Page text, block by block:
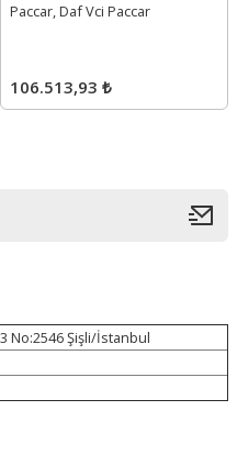
Paccar, Daf Vci Paccar
106.513,93 ₺
No:2546 Şişli/İstanbul